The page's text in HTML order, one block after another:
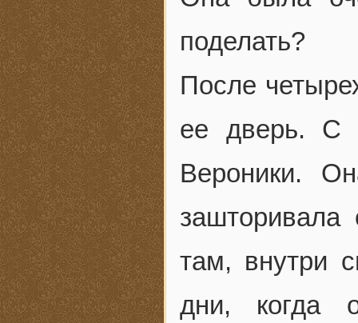
поделать?
После
ее дверь. С
Вероники.
там, внутри
дни, когда